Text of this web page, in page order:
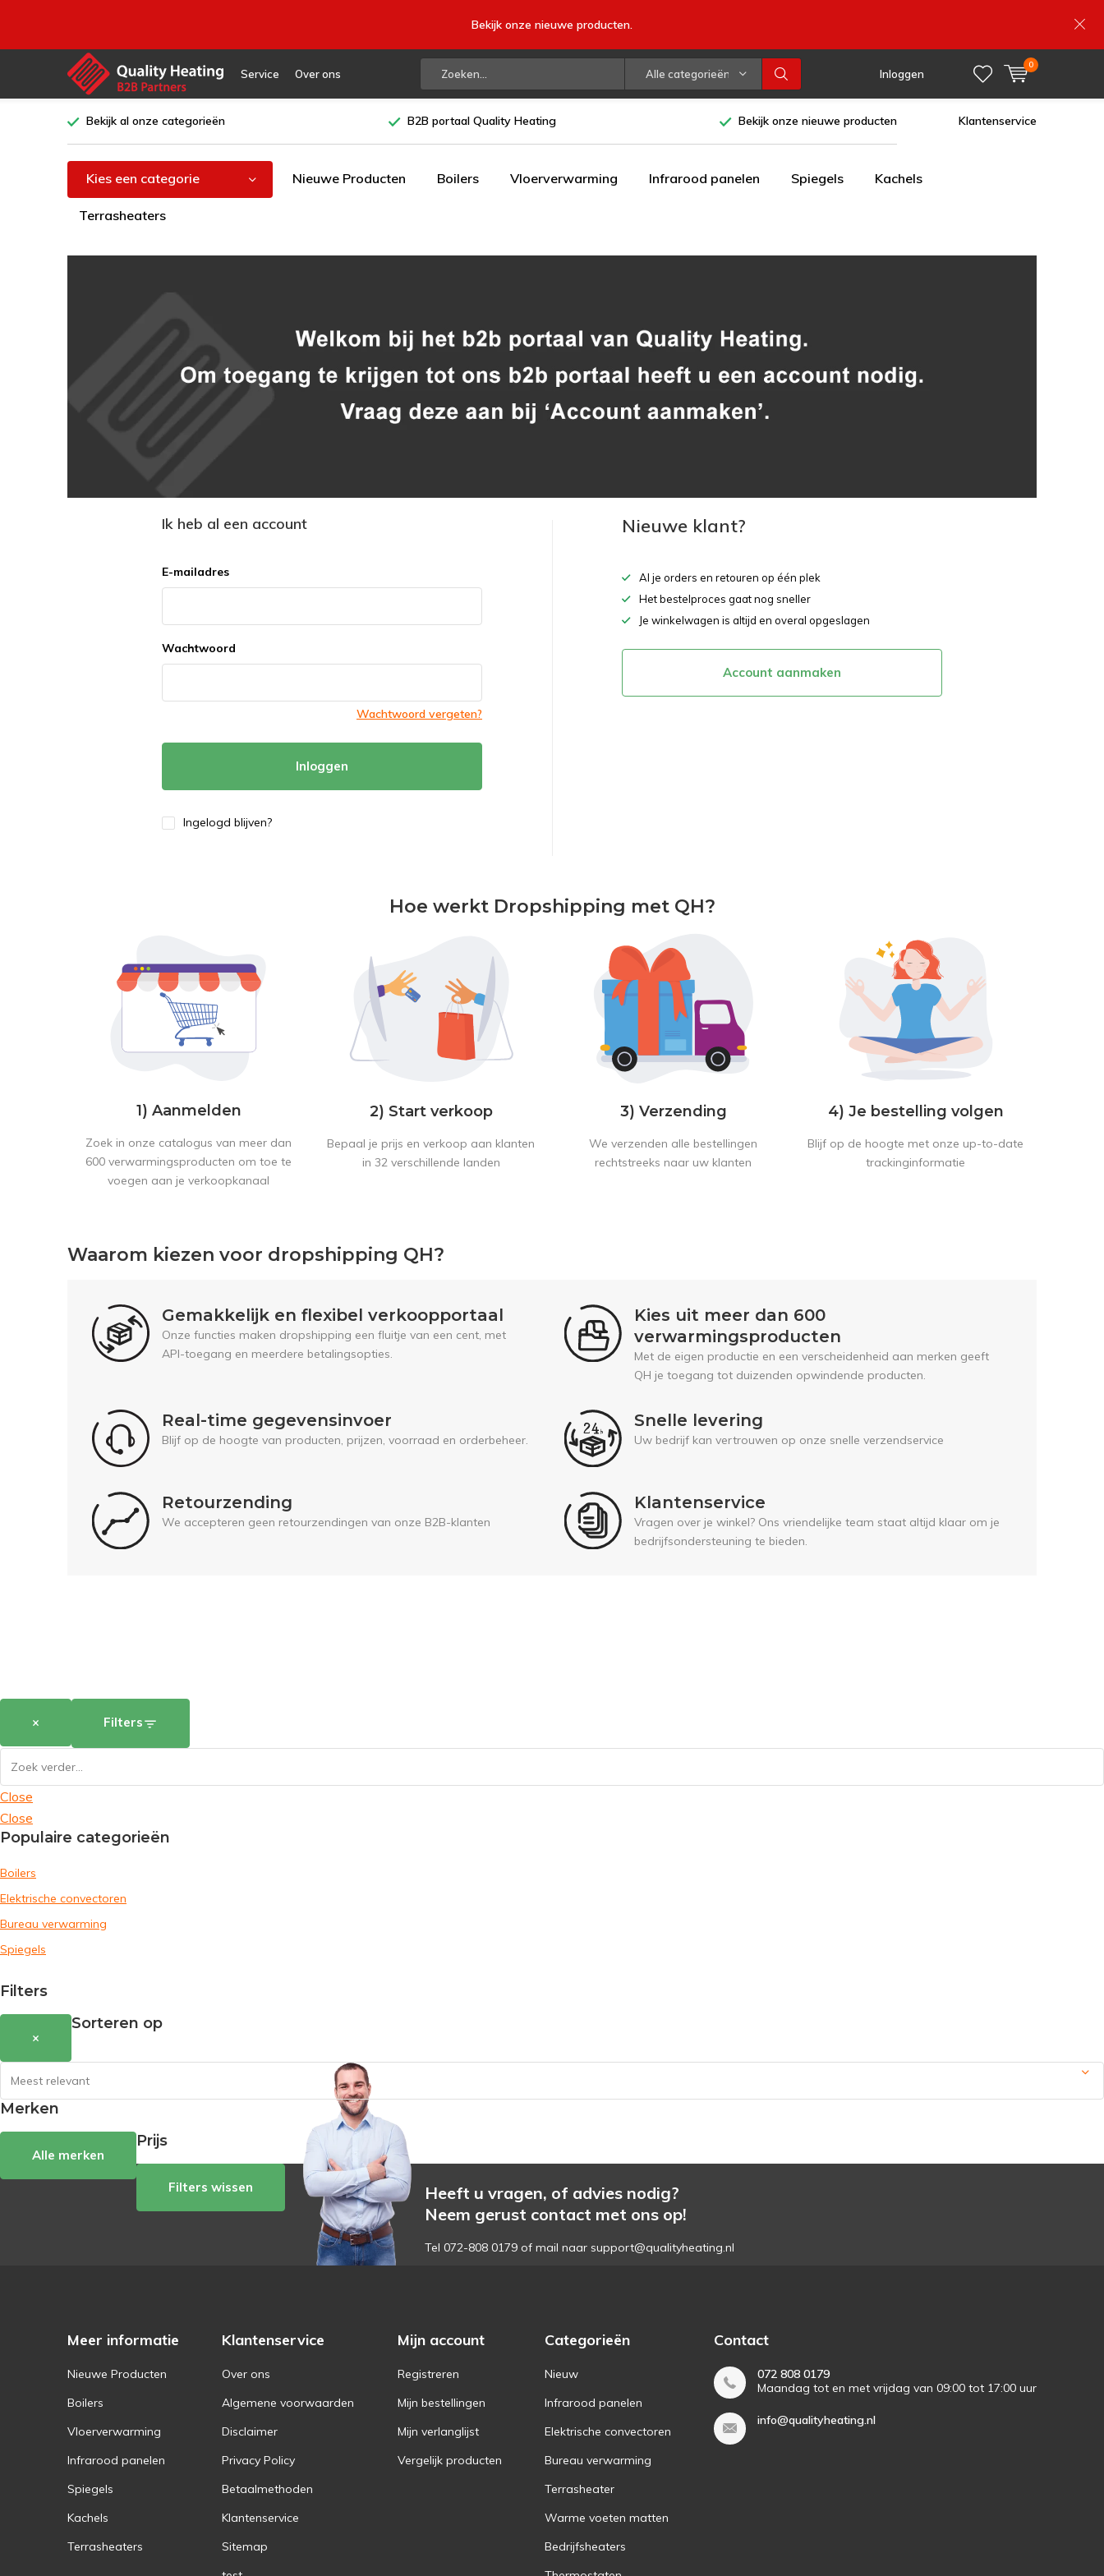
Service Over ons Alle categorieën Inloggen
0
Bekijk onze nieuwe producten.
Bekijk al onze categorieën B2B portaal Quality Heating Bekijk onze nieuwe producten Klantenservice
Kies een categorie Nieuwe Producten Boilers Vloerverwarming Infrarood panelen Spiegels Kachels
Terrasheaters
Ik heb al een account
E-mailadres
Wachtwoord
Wachtwoord vergeten?
Inloggen
Ingelogd blijven?
Nieuwe klant?
Al je orders en retouren op één plek
Het bestelproces gaat nog sneller
Je winkelwagen is altijd en overal opgeslagen
Account aanmaken
Hoe werkt Dropshipping met QH?
1) Aanmelden
Zoek in onze catalogus van meer dan
600 verwarmingsproducten om toe te
voegen aan je verkoopkanaal
2) Start verkoop
Bepaal je prijs en verkoop aan klanten
in 32 verschillende landen
3) Verzending
We verzenden alle bestellingen
rechtstreeks naar uw klanten
4) Je bestelling volgen
Blijf op de hoogte met onze up-to-date
trackinginformatie
Waarom kiezen voor dropshipping QH?
Gemakkelijk en flexibel verkoopportaal
Onze functies maken dropshipping een fluitje van een cent, met
API-toegang en meerdere betalingsopties.
Kies uit meer dan 600
verwarmingsproducten
Met de eigen productie en een verscheidenheid aan merken geeft
QH je toegang tot duizenden opwindende producten.
Real-time gegevensinvoer
Blijf op de hoogte van producten, prijzen, voorraad en orderbeheer.
Snelle levering
Uw bedrijf kan vertrouwen op onze snelle verzendservice
Retourzending
We accepteren geen retourzendingen van onze B2B-klanten
Klantenservice
Vragen over je winkel? Ons vriendelijke team staat altijd klaar om je
bedrijfsondersteuning te bieden.
× Filters
Close
Close
Populaire categorieën
Boilers
Elektrische convectoren
Bureau verwarming
Spiegels
Filters
×
Sorteren op
Merken
Alle merken
Prijs
Filters wissen
Heeft u vragen, of advies nodig?
Neem gerust contact met ons op!
Tel 072-808 0179 of mail naar support@qualityheating.nl
Meer informatie
Nieuwe Producten
Boilers
Vloerverwarming
Infrarood panelen
Spiegels
Kachels
Terrasheaters
Klantenservice
Over ons
Algemene voorwaarden
Disclaimer
Privacy Policy
Betaalmethoden
Klantenservice
Sitemap
Mijn account
Registreren
Mijn bestellingen
Mijn verlanglijst
Vergelijk producten
Categorieën
Nieuw
Infrarood panelen
Elektrische convectoren
Bureau verwarming
Terrasheater
Warme voeten matten
Bedrijfsheaters
Contact
072 808 0179
Maandag tot en met vrijdag van 09:00 tot 17:00 uur
info@qualityheating.nl